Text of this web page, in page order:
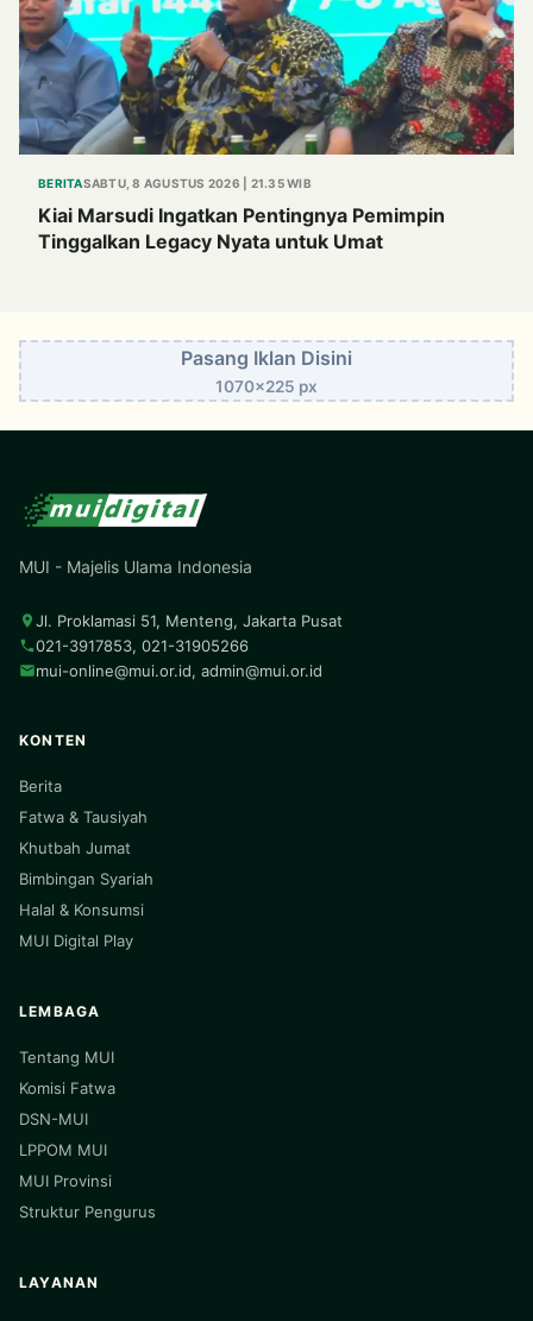
BERITASABTU, 8 AGUSTUS 2026 | 21.35 WIB
Kiai Marsudi Ingatkan Pentingnya Pemimpin
Tinggalkan Legacy Nyata untuk Umat
Pasang Iklan Disini
1070x225 px
MUI - Majelis Ulama Indonesia
Jl. Proklamasi 51, Menteng, Jakarta Pusat
021-3917853, 021-31905266
mui-online@mui.or.id, admin@mui.or.id
KONTEN
Berita
Fatwa & Tausiyah
Khutbah Jumat
Bimbingan Syariah
Halal & Konsumsi
MUI Digital Play
LEMBAGA
Tentang MUI
Komisi Fatwa
DSN-MUI
LPPOM MUI
MUI Provinsi
Struktur Pengurus
LAYANAN